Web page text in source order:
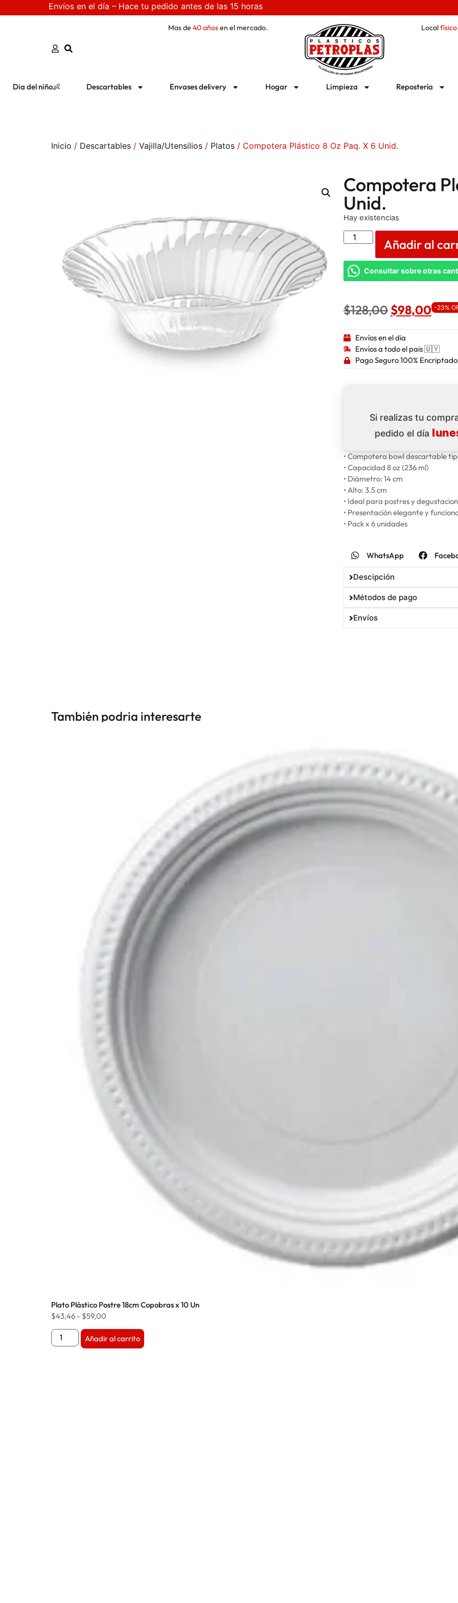
Envíos en el día – Hace tu pedido antes de las 15 horas
Mas de 40 añosen el mercado. Localfísico
Dia del niño👶 Descartables Envases delivery Hogar Limpieza Repostería
Inicio / Descartables / Vajilla/Utensilios / Platos / Compotera Plástico 8 Oz Paq. X 6 Unid.
Compotera
Unid.
Hay existencias
Añadir al
Consultar sobre otras
$128,00 $98,00 -23%
Envíos en el dia
Envíos a todo el pais 🇺🇾
Pago Seguro 100% Encriptado
Si realizas tu
pedido el día
• Compotera bowl descartable
• Capacidad 8 oz (236 ml)
• Diámetro: 14 cm
• Alto: 3.5 cm
• Ideal para postres y
• Presentación elegante y
• Pack x 6 unidades
WhatsApp
Descipción
Métodos de pago
Envíos
También podria interesarte
Plato Plástico Postre 18cm Copobras x 10 Un
$43,46 - $59,00
Añadir al carrito
10% OFF